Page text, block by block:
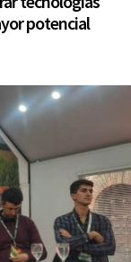
potencial